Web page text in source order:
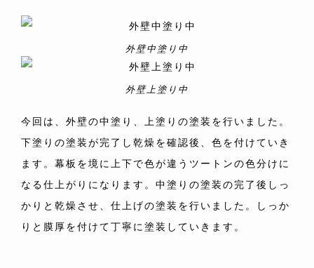
外壁中塗り中
外壁上塗り中
今回は、外壁の中塗り、上塗りの塗装を行いました。
下塗りの塗装が完了し乾燥を確認後、色を付けていき
ます。幕板を境に上下で色が違うツートンの色分けに
なる仕上がりになります。中塗りの塗装の完了後しっ
かりと乾燥させ、仕上げの塗装を行いました。しっか
りと膜厚を付けて丁寧に塗装していきます。